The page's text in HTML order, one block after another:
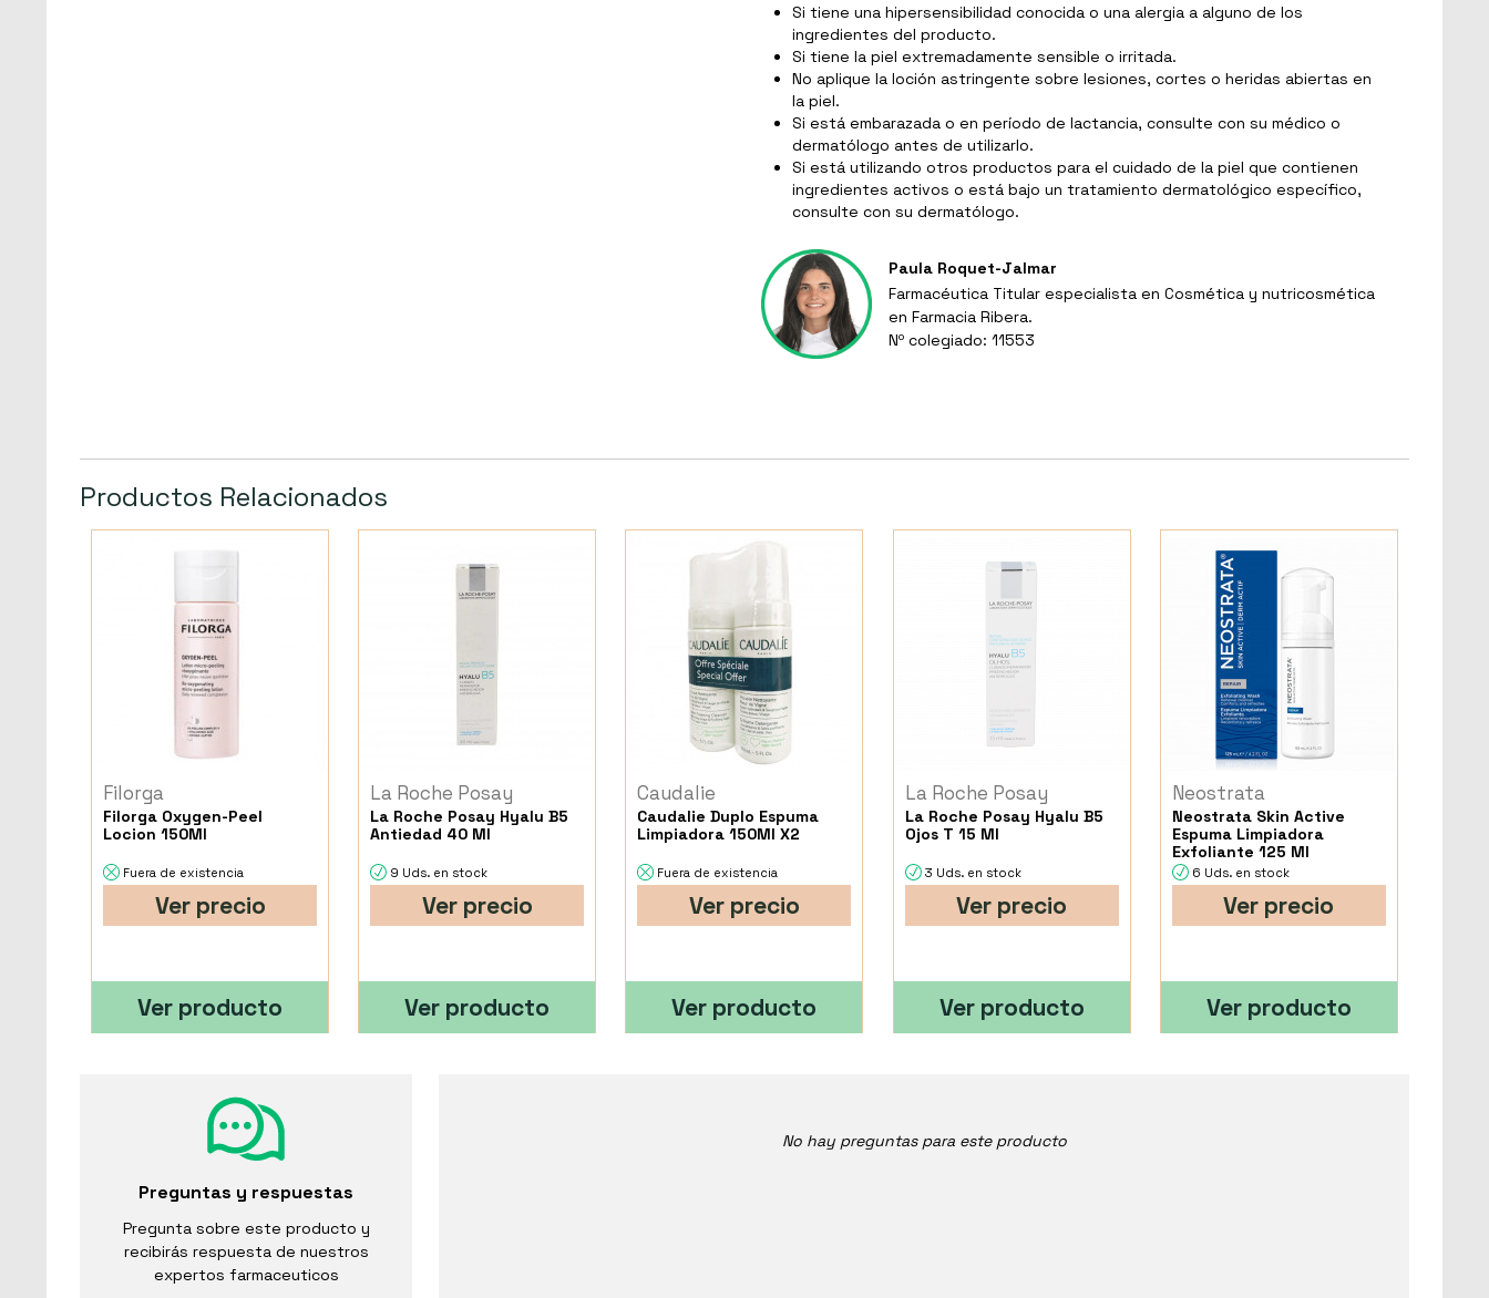
Si tiene una hipersensibilidad conocida o una alergia a alguno de los
ingredientes del producto.
Si tiene la piel extremadamente sensible o irritada.
No aplique la loción astringente sobre lesiones, cortes o heridas abiertas en
la piel.
Si está embarazada o en período de lactancia, consulte con su médico o
dermatólogo antes de utilizarlo.
Si está utilizando otros productos para el cuidado de la piel que contienen
ingredientes activos o está bajo un tratamiento dermatológico específico,
consulte con su dermatólogo.
Paula Roquet-Jalmar
Farmacéutica Titular especialista en Cosmética y nutricosmética
en Farmacia Ribera.
Nº colegiado: 11553
Productos Relacionados
Filorga
Filorga Oxygen-Peel
Locion 150Ml
Fuera de existencia
Ver precio
Ver producto
La Roche Posay
La Roche Posay Hyalu B5
Antiedad 40 Ml
9 Uds. en stock
Ver precio
Ver producto
Caudalie
Caudalie Duplo Espuma
Limpiadora 150Ml X2
Fuera de existencia
Ver precio
Ver producto
La Roche Posay
La Roche Posay Hyalu B5
Ojos T 15 Ml
3 Uds. en stock
Ver precio
Ver producto
Neostrata
Neostrata Skin Active
Espuma Limpiadora
Exfoliante 125 Ml
6 Uds. en stock
Ver precio
Ver producto
Preguntas y respuestas
Pregunta sobre este producto y
recibirás respuesta de nuestros
expertos farmaceuticos
No hay preguntas para este producto